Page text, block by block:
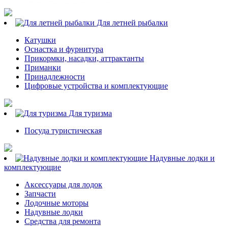
Для летней рыбалки
Катушки
Оснастка и фурнитура
Прикормки, насадки, аттрактанты
Приманки
Принадлежности
Цифровые устройства и комплектующие
Для туризма
Посуда туристическая
Надувные лодки и
комплектующие
Аксессуары для лодок
Запчасти
Лодочные моторы
Надувные лодки
Средства для ремонта